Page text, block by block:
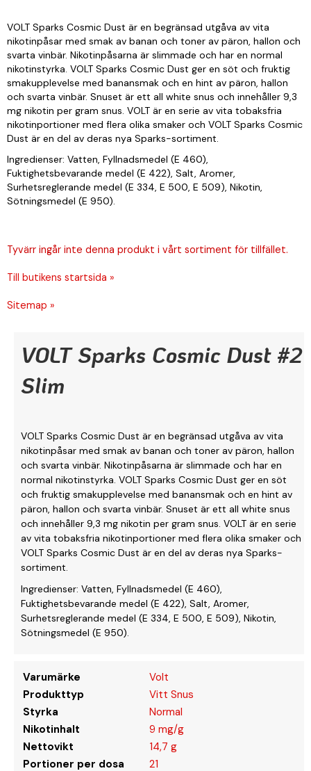
VOLT Sparks Cosmic Dust är en begränsad utgåva av vita
nikotinpåsar med smak av banan och toner av päron, hallon och
svarta vinbär. Nikotinpåsarna är slimmade och har en normal
nikotinstyrka. VOLT Sparks Cosmic Dust ger en söt och fruktig
smakupplevelse med banansmak och en hint av päron, hallon
och svarta vinbär. Snuset är ett all white snus och innehåller 9,3
mg nikotin per gram snus. VOLT är en serie av vita tobaksfria
nikotinportioner med flera olika smaker och VOLT Sparks Cosmic
Dust är en del av deras nya Sparks-sortiment.
Ingredienser: Vatten, Fyllnadsmedel (E 460),
Fuktighetsbevarande medel (E 422), Salt, Aromer,
Surhetsreglerande medel (E 334, E 500, E 509), Nikotin,
Sötningsmedel (E 950).
Tyvärr ingår inte denna produkt i vårt sortiment för tillfället.
Till butikens startsida »
Sitemap »
VOLT Sparks Cosmic Dust #2
Slim
VOLT Sparks Cosmic Dust är en begränsad utgåva av vita
nikotinpåsar med smak av banan och toner av päron, hallon
och svarta vinbär. Nikotinpåsarna är slimmade och har en
normal nikotinstyrka. VOLT Sparks Cosmic Dust ger en söt
och fruktig smakupplevelse med banansmak och en hint av
päron, hallon och svarta vinbär. Snuset är ett all white snus
och innehåller 9,3 mg nikotin per gram snus. VOLT är en serie
av vita tobaksfria nikotinportioner med flera olika smaker och
VOLT Sparks Cosmic Dust är en del av deras nya Sparks-
sortiment.
Ingredienser: Vatten, Fyllnadsmedel (E 460),
Fuktighetsbevarande medel (E 422), Salt, Aromer,
Surhetsreglerande medel (E 334, E 500, E 509), Nikotin,
Sötningsmedel (E 950).
Varumärke
Volt
Produkttyp
Vitt Snus
Styrka
Normal
Nikotinhalt
9 mg/g
Nettovikt
14,7 g
Portioner per dosa
21